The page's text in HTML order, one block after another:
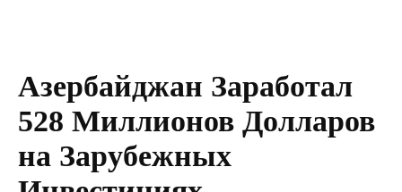
Азербайджан Заработал
528 Миллионов Долларов
на Зарубежных